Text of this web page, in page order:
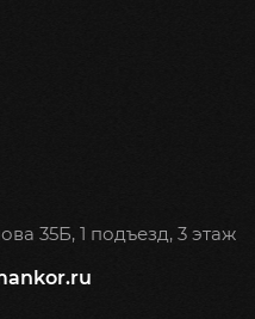
35Б, 1 подъезд, 3 этаж